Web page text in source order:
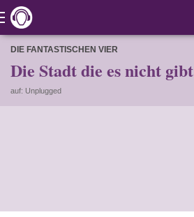
DIE FANTASTISCHEN VIER
Die Stadt die es nicht gibt
auf: Unplugged